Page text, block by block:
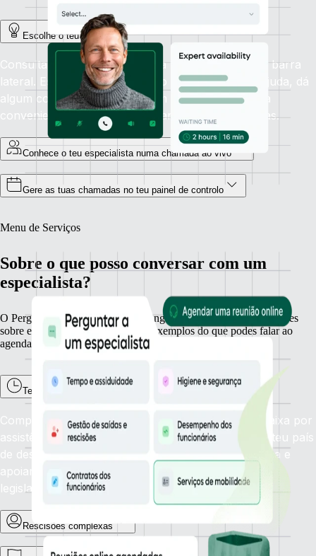
Escolhe o teu tema
Consulta a secção Perguntar a um especialista na barra
lateral. Escolhe o tema sobre o qual precisas de ajuda, dá
algum contexto e seleciona um horário que te seja
conveniente. Disponibilidade garantida em 48 horas.
Conhece o teu especialista numa chamada ao vivo
Gere as tuas chamadas no teu painel de controlo
Menu de Serviços
Sobre o que posso conversar com um
especialista?
O Perguntar a um especialista abrange uma vasta gama de questões
sobre emprego. Estão aqui alguns exemplos do que podes falar ao
agendar uma chamada.
Tempo e assiduidade
Compreende como as políticas de baixa médica, baixa por
assistência a familiar e férias anuais se aplicam no teu país
de destino, para que possas gerir os tipos de licença e
apoiar os trabalhadores em conformidade com a
legislação.
Rescisões complexas